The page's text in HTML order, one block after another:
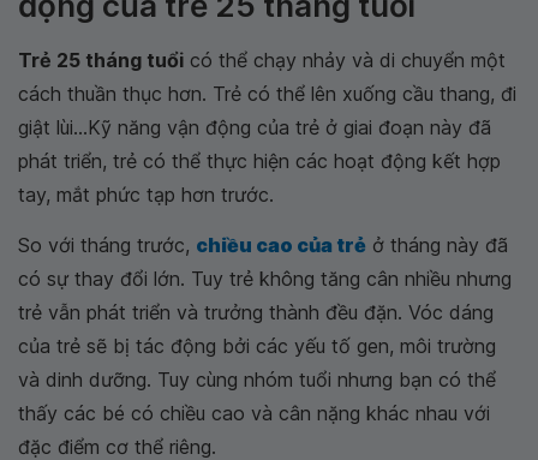
Trẻ 25 tháng tuổi có thể chạy nhảy và di chuyển một
cách thuần thục hơn. Trẻ có thể lên xuống cầu thang, đi
giật lùi...Kỹ năng vận động của trẻ ở giai đoạn này đã
phát triển, trẻ có thể thực hiện các hoạt động kết hợp
tay, mắt phức tạp hơn trước.
So với tháng trước, chiều cao của trẻ ở tháng này đã
có sự thay đổi lớn. Tuy trẻ không tăng cân nhiều nhưng
trẻ vẫn phát triển và trưởng thành đều đặn. Vóc dáng
của trẻ sẽ bị tác động bởi các yếu tố gen, môi trường
và dinh dưỡng. Tuy cùng nhóm tuổi nhưng bạn có thể
thấy các bé có chiều cao và cân nặng khác nhau với
đặc điểm cơ thể riêng.